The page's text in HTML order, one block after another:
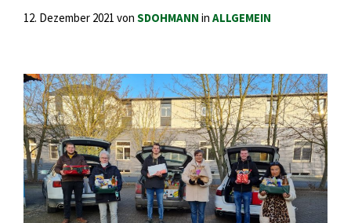
12. Dezember 2021 von SDOHMANN in ALLGEMEIN